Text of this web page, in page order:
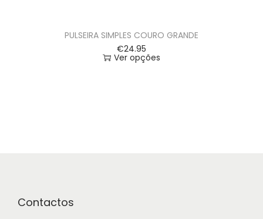
PULSEIRA SIMPLES COURO GRANDE
€24.95
Ver opções
Contactos